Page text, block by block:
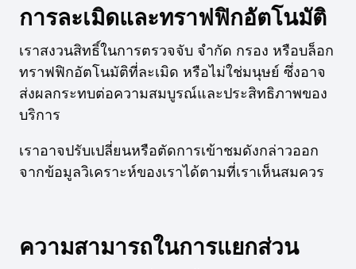
การละเมิดและทราฟฟิกอัตโนมัติ
เราสงวนสิทธิ์ในการตรวจจับ จำกัด กรอง หรือบล็อก
ทราฟฟิกอัตโนมัติที่ละเมิด หรือไม่ใช่มนุษย์ ซึ่งอาจ
ส่งผลกระทบต่อความสมบูรณ์และประสิทธิภาพของ
บริการ
เราอาจปรับเปลี่ยนหรือตัดการเข้าชมดังกล่าวออก
จากข้อมูลวิเคราะห์ของเราได้ตามที่เราเห็นสมควร
ความสามารถในการแยกส่วน